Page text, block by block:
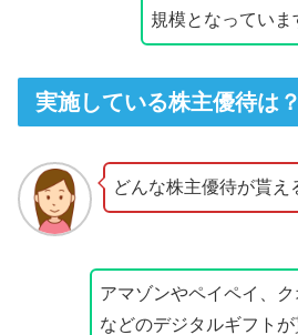
規模となっていま
実施している株主優待は？
どんな株主優待が貰え
アマゾンやペイペイ、ク
などのデジタルギフトが